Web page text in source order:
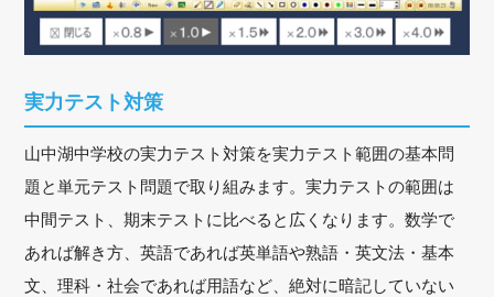
実力テスト対策
山中湖中学校の実力テスト対策を実力テスト範囲の基本問
題と単元テスト問題で取り組みます。実力テストの範囲は
中間テスト、期末テストに比べると広くなります。数学で
あれば解き方、英語であれば英単語や熟語・英文法・基本
文、理科・社会であれば用語など、絶対に暗記していない